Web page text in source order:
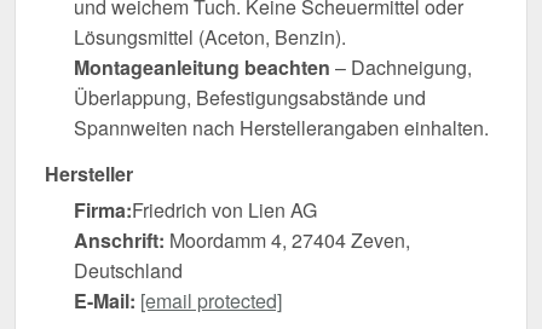
und weichem Tuch. Keine Scheuermittel oder
Lösungsmittel (Aceton, Benzin).
Montageanleitung beachten – Dachneigung,
Überlappung, Befestigungsabstände und
Spannweiten nach Herstellerangaben einhalten.
Hersteller
Firma:Friedrich von Lien AG
Anschrift: Moordamm 4, 27404 Zeven,
Deutschland
E-Mail: [email protected]